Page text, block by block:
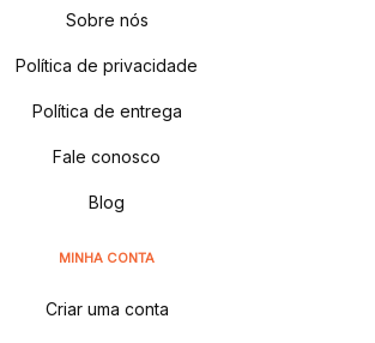
Sobre nós
Política de privacidade
Política de entrega
Fale conosco
Blog
MINHA CONTA
Criar uma conta